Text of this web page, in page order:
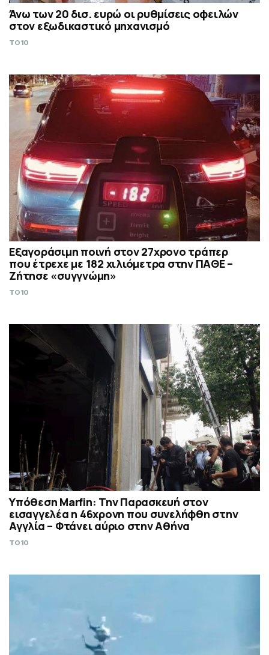
Άνω των 20 δισ. ευρώ οι ρυθμίσεις οφειλών
στον εξωδικαστικό μηχανισμό
TO10
Εξαγοράσιμη ποινή στον 27χρονο τράπερ
που έτρεχε με 182 χιλιόμετρα στην ΠΑΘΕ –
Ζήτησε «συγγνώμη»
TO10
Υπόθεση Marfin: Την Παρασκευή στον
εισαγγελέα η 46χρονη που συνελήφθη στην
Αγγλία – Φτάνει αύριο στην Αθήνα
TO10